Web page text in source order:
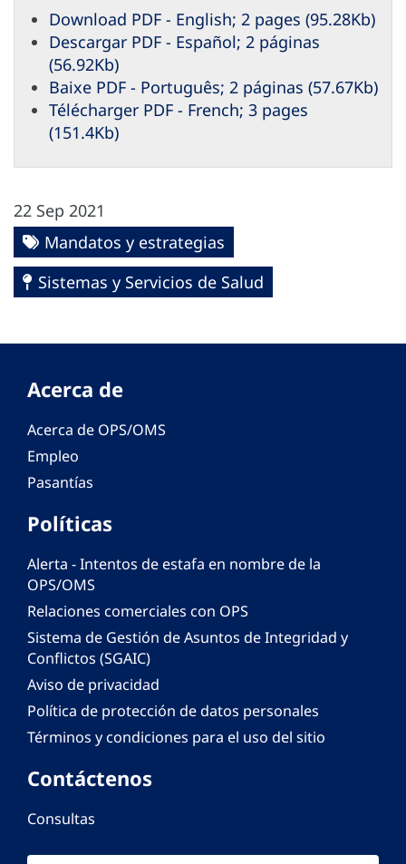
Download PDF - English; 2 pages (95.28Kb)
Descargar PDF - Español; 2 páginas
(56.92Kb)
Baixe PDF - Português; 2 páginas (57.67Kb)
Télécharger PDF - French; 3 pages
(151.4Kb)
22 Sep 2021
Mandatos y estrategias
Sistemas y Servicios de Salud
Acerca de
Acerca de OPS/OMS
Empleo
Pasantías
Políticas
Alerta - Intentos de estafa en nombre de la
OPS/OMS
Relaciones comerciales con OPS
Sistema de Gestión de Asuntos de Integridad y
Conflictos (SGAIC)
Aviso de privacidad
Política de protección de datos personales
Términos y condiciones para el uso del sitio
Contáctenos
Consultas